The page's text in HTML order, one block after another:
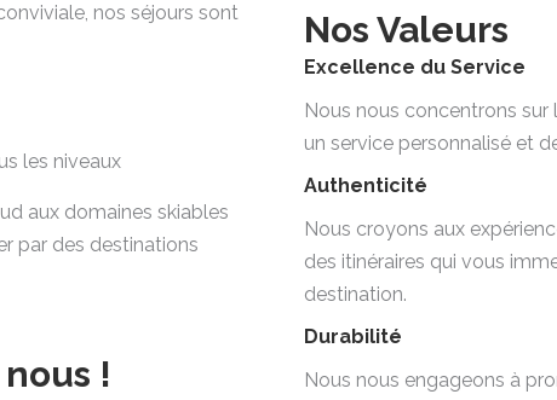
nos séjours sont
les niveaux
aux domaines skiables
par des destinations
!
Nos Valeurs
Excellence du Service
Nous nous concentrons
un service personnalisé et
Authenticité
Nous croyons aux
des itinéraires qui vous
destination.
Durabilité
Nous nous engageons à